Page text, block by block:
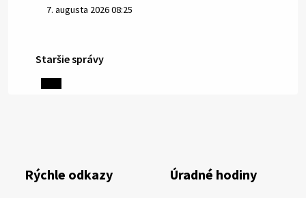
7. augusta 2026 08:25
6. augusta 2026 08:13
výdatnosti vodárenských zdrojov.
Západoslovenská vodárenská spoločnosť preto
Staršie správy
Rýchle odkazy Úradné hodiny